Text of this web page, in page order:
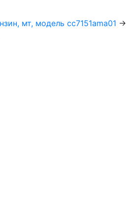
мт, модель cc7151ama01 →